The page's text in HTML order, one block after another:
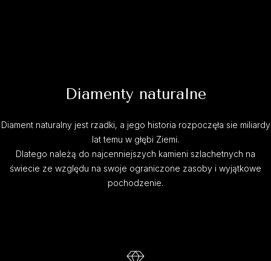
Diamenty naturalne
Diament naturalny jest rzadki, a jego historia rozpoczęła sie miliardy
lat temu w głębi Ziemi.
Dlatego należą do najcenniejszych kamieni szlachetnych na
świecie ze względu na swoje ograniczone zasoby i wyjątkowe
pochodzenie.